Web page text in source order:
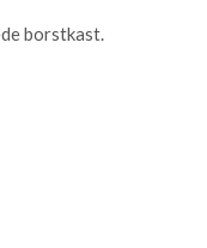
borstkast.